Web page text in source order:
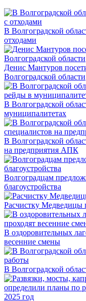
В Волгоградской
отходами
Денис Мантуров
Волгоградской области
В Волгоградской
муниципалитетах
В Волгоградской
на предприятия АПК
Волгоградцам
благоустройства
Расчистку Медведицы
В оздоровительных
весенние смены
В Волгоградской